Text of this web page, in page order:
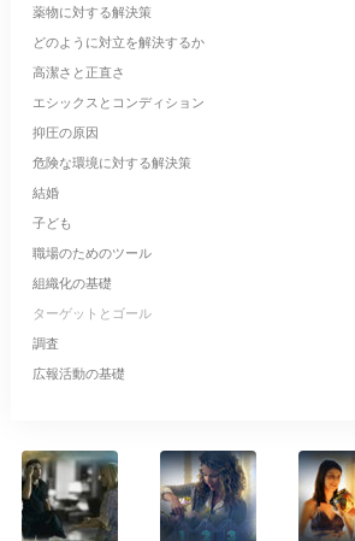
薬物に対する解決策
どのように対立を解決するか
高潔さと正直さ
エシックスとコンディション
抑圧の原因
危険な環境に対する解決策
結婚
子ども
職場のためのツール
組織化の基礎
ターゲットとゴール
調査
広報活動の基礎